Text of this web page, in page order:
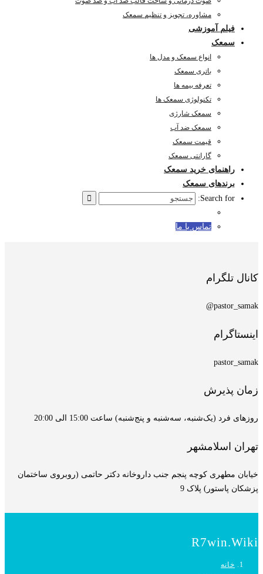
مشاوره، تجویز و تنظیم سمعک
فیلم آموزشی
سمعک
انواع سمعک و مدل ها
باتری سمعک
تعرفه بیمه ها
تکنولوژی سمعک ها
سمعک شارژی
سمعک ضد آب
قیمت سمعک
گارانتی سمعک
راهنمای خرید سمعک
برندهای سمعک
Search for:
تماس با ما
کانال تلگرام
pastor_samak@
اینستاگرام
pastor_samak
زمان پذیرش
روزهای فرد (یک‌شنبه، سه‌شنبه و پنج‌شنبه) ساعت 15:00 الی 20:00
تهران اسلامشهر
خیابان مطهری کوچه پنجم جنب داروخانه دکتر حاتمی (روبروی ساختمان
پزشکان پاستور) پلاک 9
R7win.wiki
خانه